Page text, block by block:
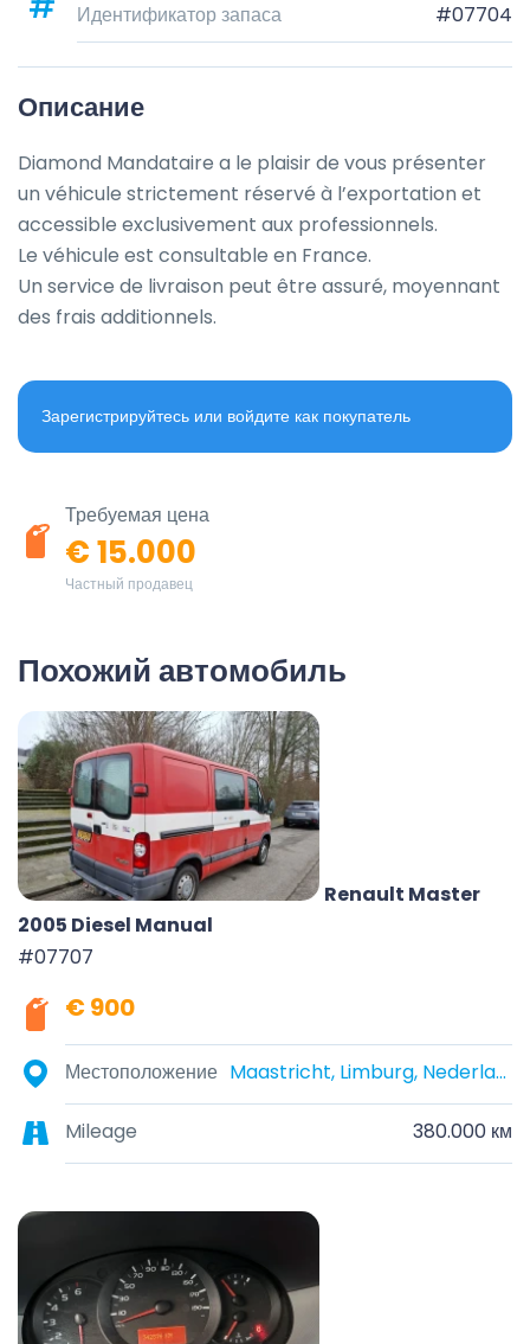
Идентификатор запаса
#07704
Описание
Diamond Mandataire a le plaisir de vous présenter
un véhicule strictement réservé à l’exportation et
accessible exclusivement aux professionnels.
Le véhicule est consultable en France.
Un service de livraison peut être assuré, moyennant
des frais additionnels.
Зарегистрируйтесь или войдите как покупатель
Требуемая цена
€ 15.000
Частный продавец
Похожий автомобиль
Renault Master
2005 Diesel Manual
#07707
€ 900
Местоположение Maastricht, Limburg, Nederland
Mileage 380.000 км